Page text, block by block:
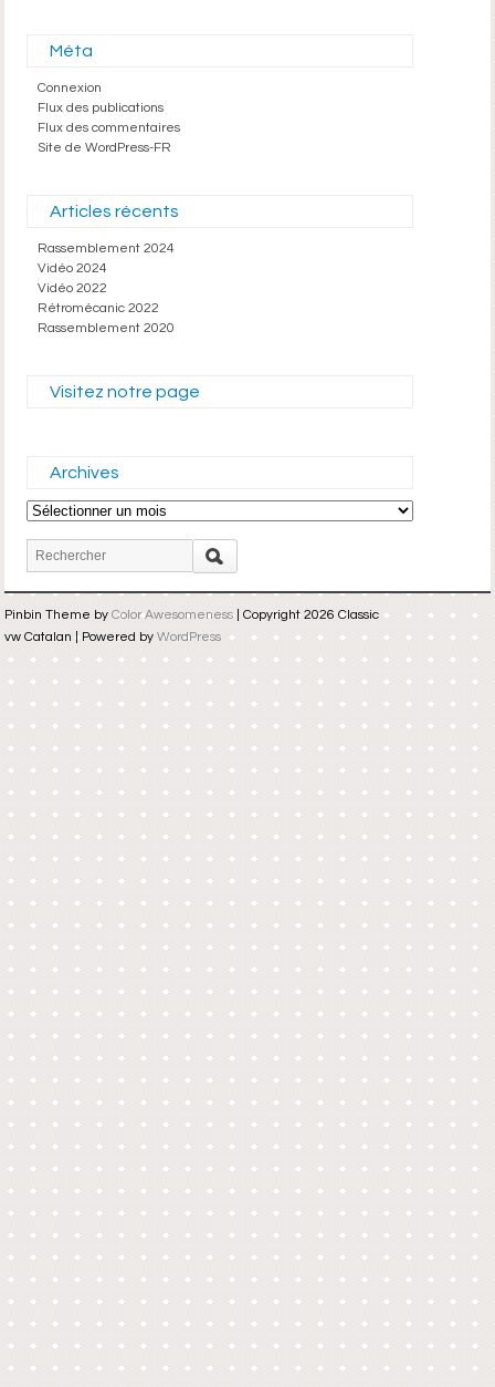
Méta
Connexion
Flux des publications
Flux des commentaires
Site de WordPress-FR
Articles récents
Rassemblement 2024
Vidéo 2024
Vidéo 2022
Rétromécanic 2022
Rassemblement 2020
Visitez notre page
Archives
Archives
Pinbin Theme by Color Awesomeness| Copyright 2026 Classic
vw Catalan | Powered by WordPress